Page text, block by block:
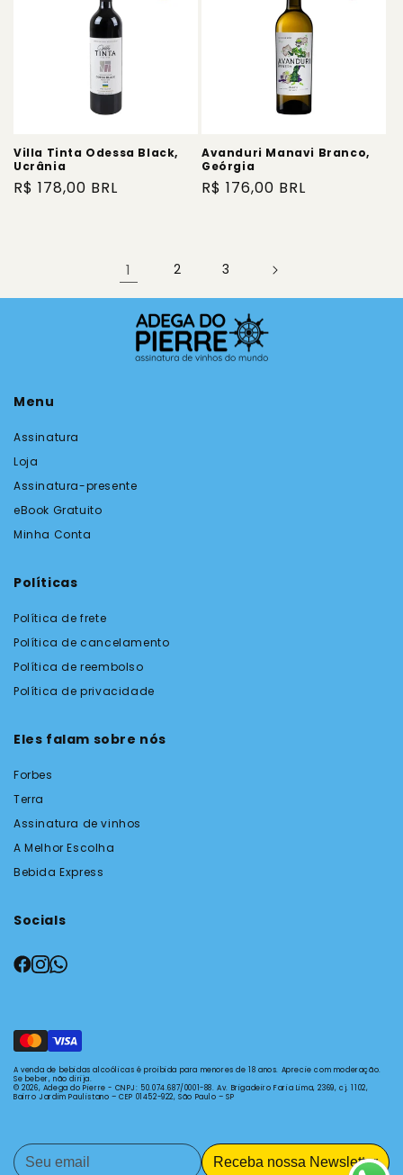
Villa Tinta Odessa Black,
Ucrânia
Preço
R$ 178,00 BRL
Avanduri Manavi Branco,
Geórgia
Preço
R$ 176,00 BRL
1 2 3
Menu
Assinatura
Loja
Assinatura-presente
eBook Gratuito
Minha Conta
Políticas
Política de frete
Política de cancelamento
Política de reembolso
Política de privacidade
Eles falam sobre nós
Forbes
Terra
Assinatura de vinhos
A Melhor Escolha
Bebida Express
Socials
A venda de bebidas alcoólicas é proibida para menores de 18 anos. Aprecie com moderação.
Se beber, não dirija.
© 2026, Adega do Pierre - CNPJ: 50.074.687/0001-88. Av. Brigadeiro Faria Lima, 2369, cj. 1102,
Bairro Jardim Paulistano – CEP 01452-922, São Paulo – SP
Receba nossa Newsletter